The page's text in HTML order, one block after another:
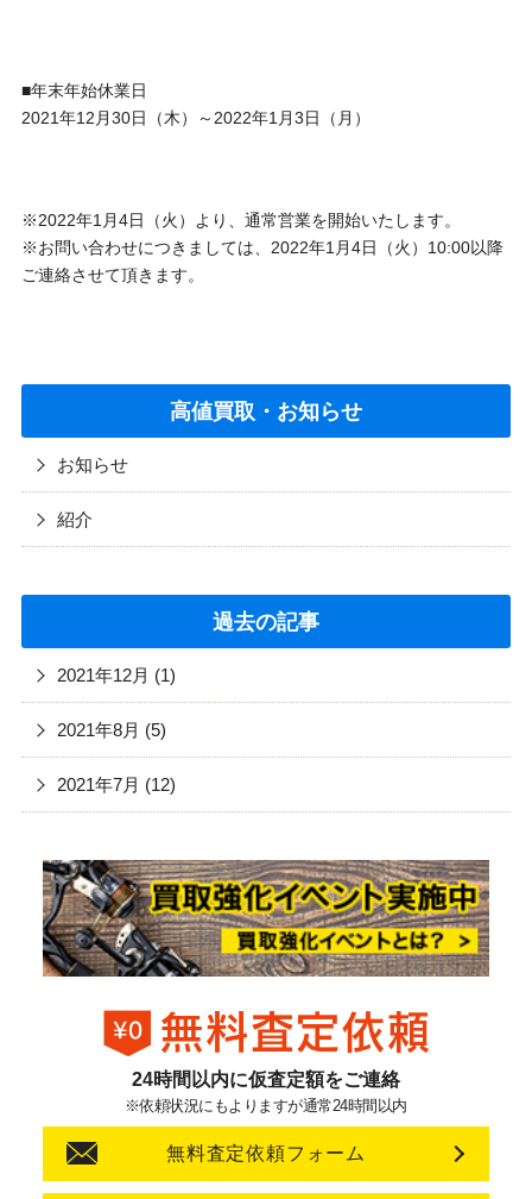
■年末年始休業日
2021年12月30日（木）～2022年1月3日（月）
※2022年1月4日（火）より、通常営業を開始いたします。
※お問い合わせにつきましては、2022年1月4日（火）10:00以降
ご連絡させて頂きます。
高値買取・お知らせ
お知らせ
紹介
過去の記事
2021年12月 (1)
2021年8月 (5)
2021年7月 (12)
24時間以内に仮査定額をご連絡
※依頼状況にもよりますが通常24時間以内
無料査定依頼フォーム